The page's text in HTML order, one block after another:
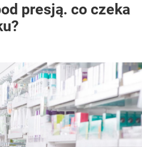
presją. co czeka